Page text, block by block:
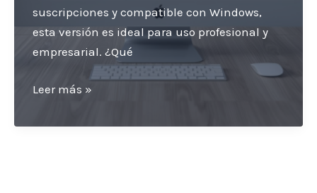
suscripciones y compatible con Windows,
esta versión es ideal para uso profesional y
empresarial. ¿Qué
Serial
2016
Leer más »